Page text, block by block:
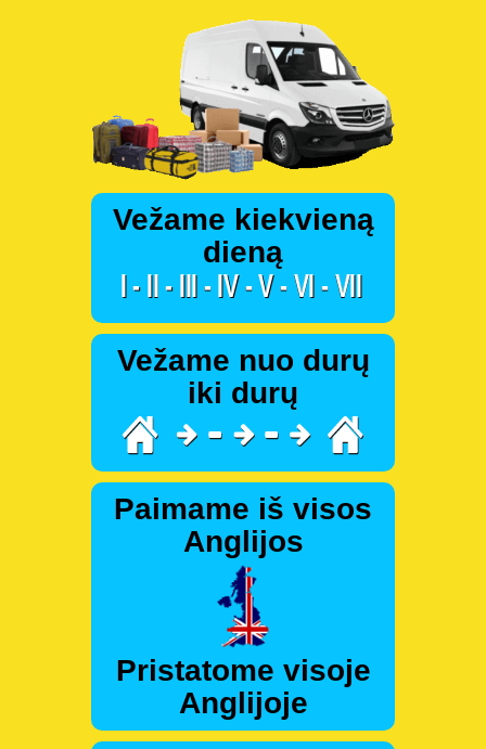
Vežame kiekvieną
dieną
Vežame nuo durų
iki durų
Paimame iš visos
Anglijos
Pristatome visoje
Anglijoje